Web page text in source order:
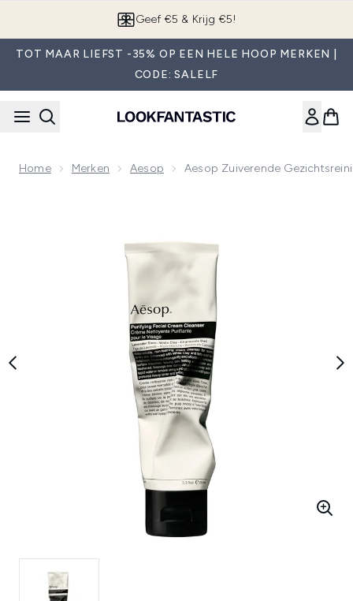
Geef €5 & Krijg €5!
TOT MAAR LIEFST -35% OP EEN HELE HOOP MERKEN |
CODE: SALELF
Home Merken Aesop Aesop Zuiverende